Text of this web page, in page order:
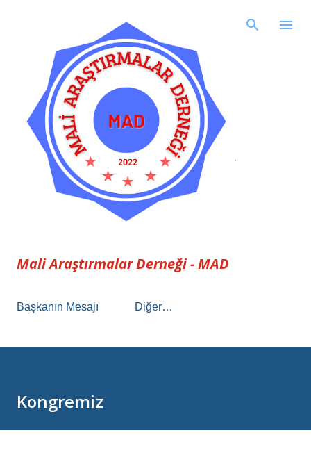
Mali Araştırmalar Derneği - MAD
Başkanın Mesajı Diğer…
Kongremiz